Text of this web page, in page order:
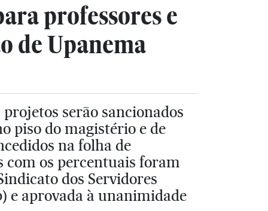
professores e
de Upanema
serão sancionados
piso do magistério e de
na folha de
com os percentuais foram
dos Servidores
e aprovada à unanimidade